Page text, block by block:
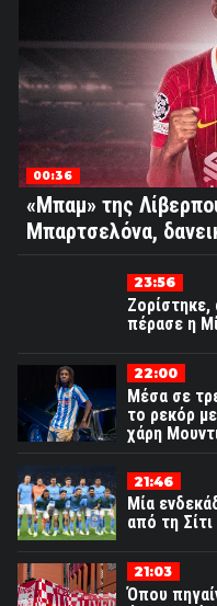
00:36
«Μπαμ» της
Μπαρτσελόνα,
23:56
Ζορίστηκε,
πέρασε η
22:00
Μέσα σε
το ρεκόρ
χάρη
21:46
Μία
από τη
21:03
Όπου